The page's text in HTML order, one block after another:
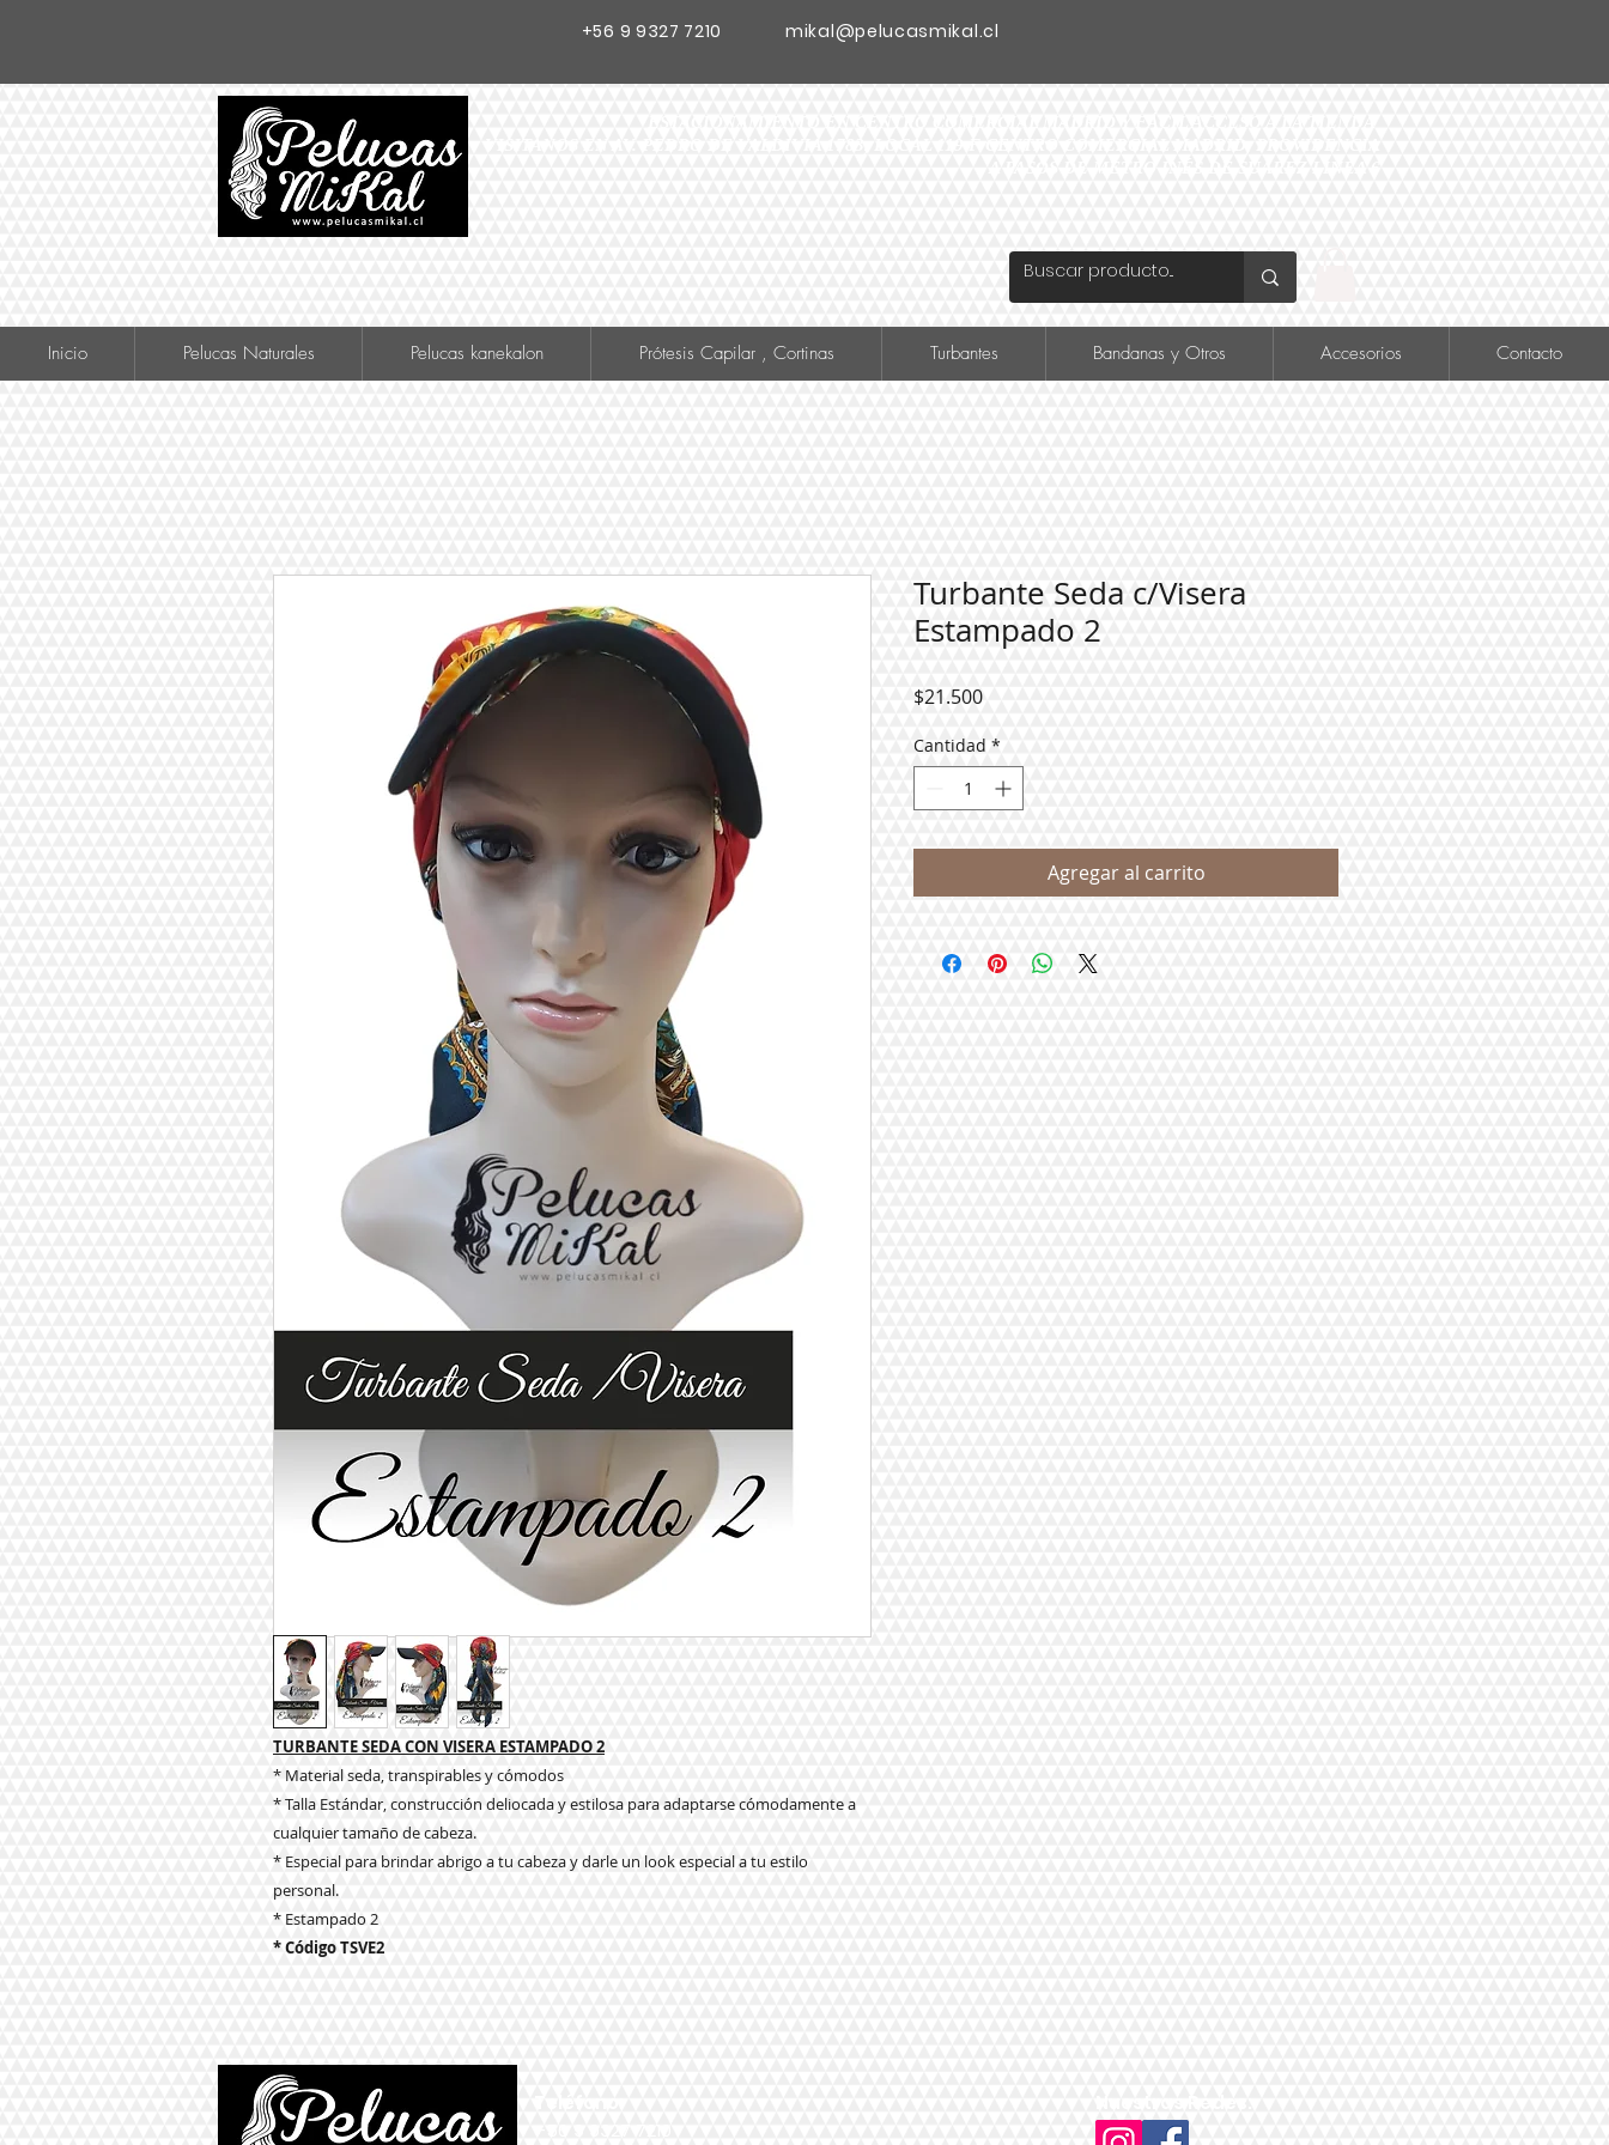
+56 9 9327 7210 mikal@pelucasmikal.cl
Inicio Pelucas Naturales Pelucas kanekalon Prótesis Capilar , Cortinas Turbantes Bandanas y Otros Accesorios Contacto
TURBANTE SEDA CON VISERA ESTAMPADO 2
* Material seda, transpirables y cómodos
* Talla Estándar, construcción deliocada y estilosa para adaptarse cómodamente a
cualquier tamaño de cabeza.
* Especial para brindar abrigo a tu cabeza y darle un look especial a tu estilo
personal.
* Estampado 2
* Código TSVE2
Turbante Seda c/Visera
Estampado 2
$21.500Precio
Cantidad *
Agregar al carrito